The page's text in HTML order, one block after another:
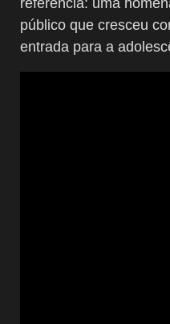
público que cresceu
entrada para a